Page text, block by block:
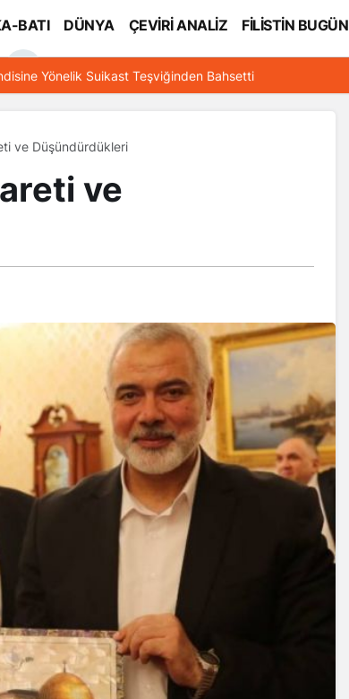
BATI DÜNYA ÇEVİRİ ANALİZ FİLİSTİN BUGÜN
Yönelik Suikast Teşviğinden Bahsetti
ve Düşündürdükleri
ve